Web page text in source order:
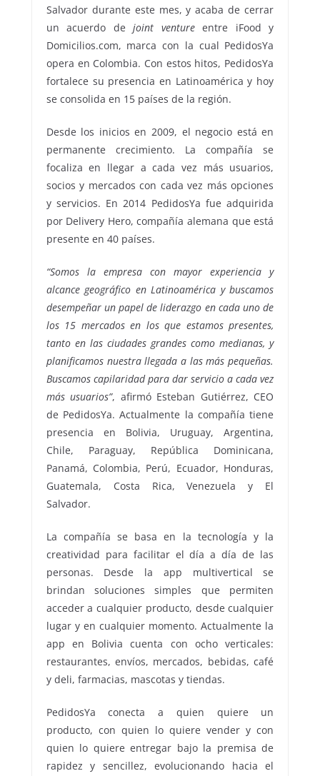
Salvador durante este mes, y acaba de cerrar
un acuerdo dejoint ventureentre iFood y
Domicilios.com, marca con la cual PedidosYa
opera en Colombia. Con estos hitos, PedidosYa
fortalece su presencia en Latinoamérica y hoy
se consolida en 15 países de la región.
Desde los inicios en 2009, el negocio está en
permanente crecimiento. La compañía se
focaliza en llegar a cada vez más usuarios,
socios y mercados con cada vez más opciones
y servicios. En 2014 PedidosYa fue adquirida
por Delivery Hero, compañía alemana que está
presente en 40 países.
“Somos la empresa con mayor experiencia y
alcance geográfico en Latinoamérica y buscamos
desempeñar un papel de liderazgo en cada uno de
los 15 mercados en los que estamos presentes,
tanto en las ciudades grandes como medianas, y
planificamos nuestra llegada a las más pequeñas.
Buscamos capilaridad para dar servicio a cada vez
más usuarios”, afirmó Esteban Gutiérrez, CEO
de PedidosYa. Actualmente la compañía tiene
presencia en Bolivia, Uruguay, Argentina,
Chile, Paraguay, República Dominicana,
Panamá, Colombia, Perú, Ecuador, Honduras,
Guatemala, Costa Rica, Venezuela y El
Salvador.
La compañía se basa en la tecnología y la
creatividad para facilitar el día a día de las
personas. Desde la app multivertical se
brindan soluciones simples que permiten
acceder a cualquier producto, desde cualquier
lugar y en cualquier momento. Actualmente la
app en Bolivia cuenta con ocho verticales:
restaurantes, envíos, mercados, bebidas, café
y deli, farmacias, mascotas y tiendas.
PedidosYa conecta a quien quiere un
producto, con quien lo quiere vender y con
quien lo quiere entregar bajo la premisa de
rapidez y sencillez, evolucionando hacia el